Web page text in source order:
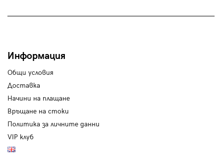
Информация
Общи условия
Доставка
Начини на плащане
Връщане на стоки
Политика за личните данни
VIP клуб